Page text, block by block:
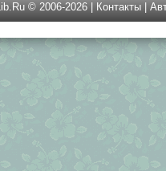
© 2006-2026 | Контакты |